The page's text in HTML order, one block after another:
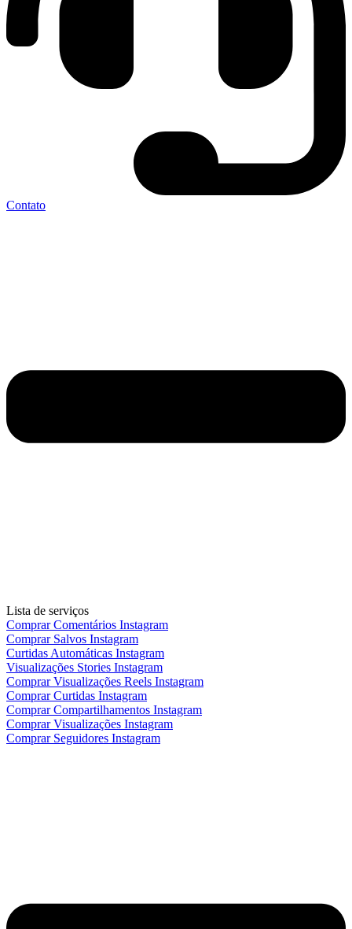
Contato
Lista de serviços
Comprar Comentários Instagram
Comprar Salvos Instagram
Curtidas Automáticas Instagram
Visualizações Stories Instagram
Comprar Visualizações Reels Instagram
Comprar Curtidas Instagram
Comprar Compartilhamentos Instagram
Comprar Visualizações Instagram
Comprar Seguidores Instagram